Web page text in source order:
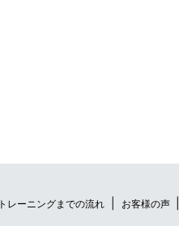
トレーニングまでの流れ お客様の声